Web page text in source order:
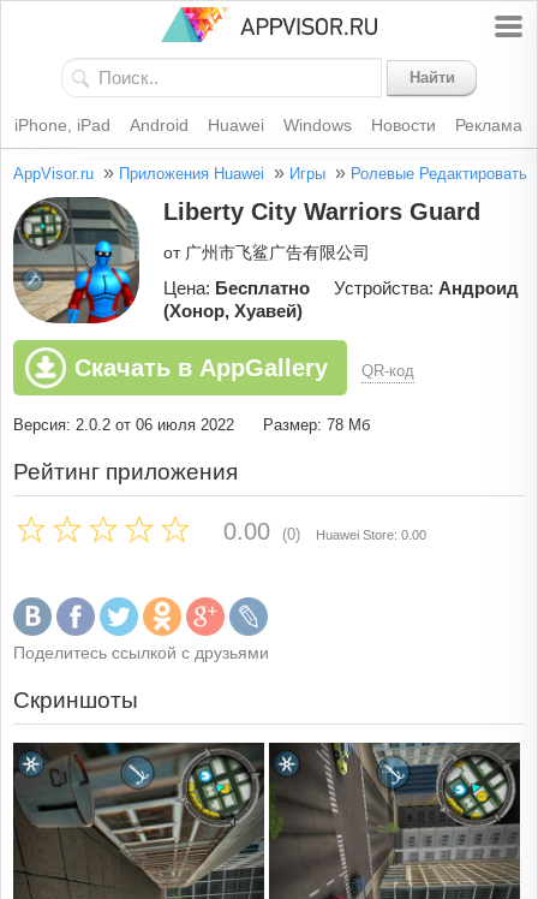
Найти
iPhone, iPad Android Huawei Windows Новости Реклама
AppVisor.ru » Приложения Huawei » Игры » Ролевые Редактировать
Liberty City Warriors Guard
от 广州市飞鲨广告有限公司
Цена: Бесплатно Устройства: Андроид
(Хонор, Хуавей)
Скачать в AppGallery QR-код
Версия: 2.0.2 от 06 июля 2022 Размер: 78 Мб
Рейтинг приложения
0.00 (0) Huawei Store: 0.00
Поделитесь ссылкой с друзьями
Скриншоты